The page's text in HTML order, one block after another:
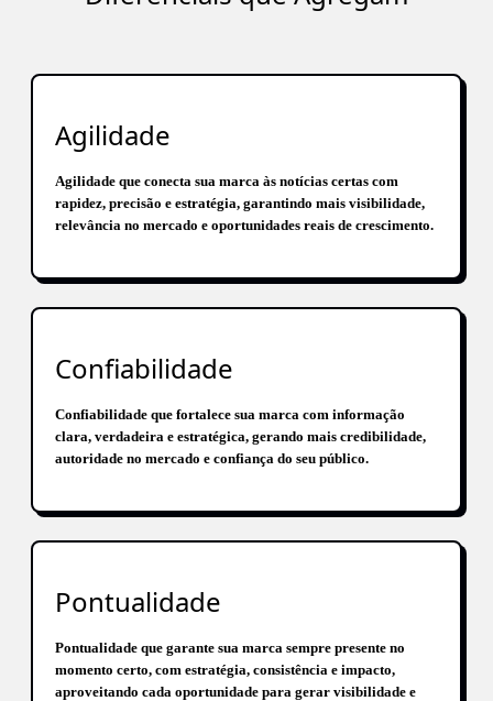
Agilidade
Agilidade que conecta sua marca às notícias certas com
rapidez, precisão e estratégia, garantindo mais visibilidade,
relevância no mercado e oportunidades reais de crescimento.
Confiabilidade
Confiabilidade que fortalece sua marca com informação
clara, verdadeira e estratégica, gerando mais credibilidade,
autoridade no mercado e confiança do seu público.
Pontualidade
Pontualidade que garante sua marca sempre presente no
momento certo, com estratégia, consistência e impacto,
aproveitando cada oportunidade para gerar visibilidade e